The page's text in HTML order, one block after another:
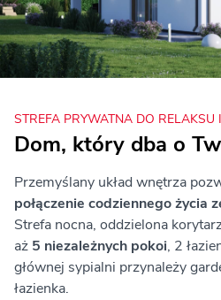
STREFA PRYWATNA DO RELAKSU
Dom, który dba o
Przemyślany układ wnętrza
połączenie codziennego życia
Strefa nocna, oddzielona
aż 5 niezależnych pokoi, 2
głównej sypialni przynależy
łazienka.